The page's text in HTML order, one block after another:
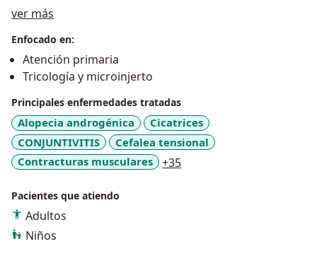
ver más
Enfocado en:
Atención primaria
Tricología y microinjerto
Principales enfermedades tratadas
Alopecia androgénica
Cicatrices
CONJUNTIVITIS
Cefalea tensional
Contracturas musculares
+35a11y_sr_more_diseases
Pacientes que atiendo
Adultos
Niños